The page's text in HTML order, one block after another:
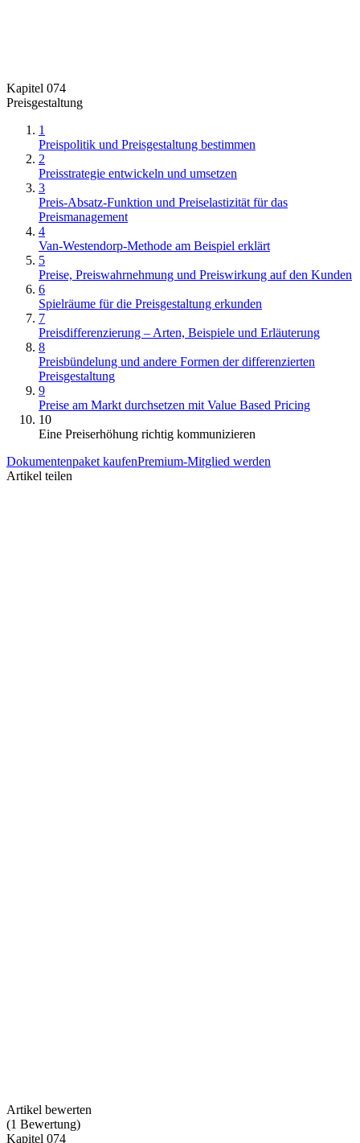
Kapitel 074
Preisgestaltung
1
Preispolitik und Preisgestaltung bestimmen
2
Preisstrategie entwickeln und umsetzen
3
Preis-Absatz-Funktion und Preiselastizität für das
Preismanagement
4
Van-Westendorp-Methode am Beispiel erklärt
5
Preise, Preiswahrnehmung und Preiswirkung auf den Kunden
6
Spielräume für die Preisgestaltung erkunden
7
Preisdifferenzierung – Arten, Beispiele und Erläuterung
8
Preisbündelung und andere Formen der differenzierten
Preisgestaltung
9
Preise am Markt durchsetzen mit Value Based Pricing
10
Eine Preiserhöhung richtig kommunizieren
Dokumentenpaket kaufenPremium-Mitglied werden
Artikel teilen
Artikel bewerten
(1 Bewertung)
Kapitel 074